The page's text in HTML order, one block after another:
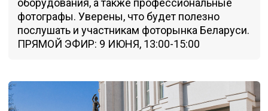
фотографы. Уверены, что будет полезно
послушать и участникам фоторынка Беларуси.
ПРЯМОЙ ЭФИР: 9 ИЮНЯ, 13:00-15:00